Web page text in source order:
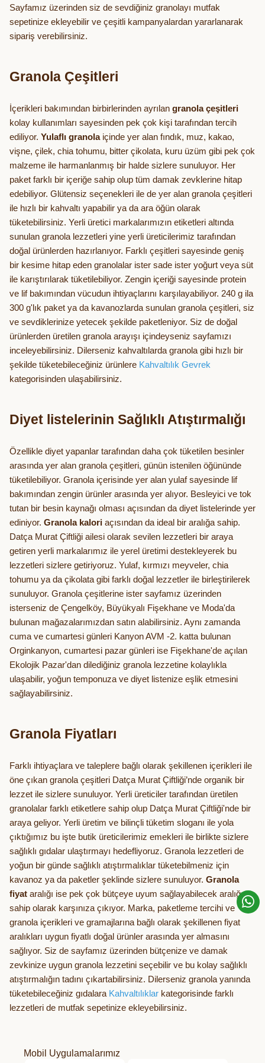
Sayfamız üzerinden siz de sevdiğiniz granolayı mutfak
sepetinize ekleyebilir ve çeşitli kampanyalardan yararlanarak
sipariş verebilirsiniz.
Granola Çeşitleri
İçerikleri bakımından birbirlerinden ayrılan granola çeşitleri
kolay kullanımları sayesinden pek çok kişi tarafından tercih
ediliyor. Yulaflı granolaiçinde yer alan fındık, muz, kakao,
vişne, çilek, chia tohumu, bitter çikolata, kuru üzüm gibi pek çok
malzeme ile harmanlanmış bir halde sizlere sunuluyor. Her
paket farklı bir içeriğe sahip olup tüm damak zevklerine hitap
edebiliyor. Glütensiz seçenekleri ile de yer alan granola çeşitleri
ile hızlı bir kahvaltı yapabilir ya da ara öğün olarak
tüketebilirsiniz. Yerli üretici markalarımızın etiketleri altında
sunulan granola lezzetleri yine yerli üreticilerimiz tarafından
doğal ürünlerden hazırlanıyor. Farklı çeşitleri sayesinde geniş
bir kesime hitap eden granolalar ister sade ister yoğurt veya süt
ile karıştırılarak tüketilebiliyor. Zengin içeriği sayesinde protein
ve lif bakımından vücudun ihtiyaçlarını karşılayabiliyor. 240 g ila
300 g'lık paket ya da kavanozlarda sunulan granola çeşitleri, siz
ve sevdiklerinize yetecek şekilde paketleniyor. Siz de doğal
ürünlerden üretilen granola arayışı içindeyseniz sayfamızı
inceleyebilirsiniz. Dilerseniz kahvaltılarda granola gibi hızlı bir
şekilde tüketebileceğiniz ürünlere Kahvaltılık Gevrek
kategorisinden ulaşabilirsiniz.
Diyet listelerinin Sağlıklı Atıştırmalığı
Özellikle diyet yapanlar tarafından daha çok tüketilen besinler
arasında yer alan granola çeşitleri, günün istenilen öğününde
tüketilebiliyor. Granola içerisinde yer alan yulaf sayesinde lif
bakımından zengin ürünler arasında yer alıyor. Besleyici ve tok
tutan bir besin kaynağı olması açısından da diyet listelerinde yer
ediniyor. Granola kalori açısından da ideal bir aralığa sahip.
Datça Murat Çiftliği ailesi olarak sevilen lezzetleri bir araya
getiren yerli markalarımız ile yerel üretimi destekleyerek bu
lezzetleri sizlere getiriyoruz. Yulaf, kırmızı meyveler, chia
tohumu ya da çikolata gibi farklı doğal lezzetler ile birleştirilerek
sunuluyor. Granola çeşitlerine ister sayfamız üzerinden
isterseniz de Çengelköy, Büyükyalı Fişekhane ve Moda'da
bulunan mağazalarımızdan satın alabilirsiniz. Aynı zamanda
cuma ve cumartesi günleri Kanyon AVM -2. katta bulunan
Orginkanyon, cumartesi pazar günleri ise Fişekhane'de açılan
Ekolojik Pazar'dan dilediğiniz granola lezzetine kolaylıkla
ulaşabilir, yoğun temponuza ve diyet listenize eşlik etmesini
sağlayabilirsiniz.
Granola Fiyatları
Farklı ihtiyaçlara ve taleplere bağlı olarak şekillenen içerikleri ile
öne çıkan granola çeşitleri Datça Murat Çiftliği’nde organik bir
lezzet ile sizlere sunuluyor. Yerli üreticiler tarafından üretilen
granolalar farklı etiketlere sahip olup Datça Murat Çiftliği'nde bir
araya geliyor. Yerli üretim ve bilinçli tüketim sloganı ile yola
çıktığımız bu işte butik üreticilerimiz emekleri ile birlikte sizlere
sağlıklı gıdalar ulaştırmayı hedefliyoruz. Granola lezzetleri de
yoğun bir günde sağlıklı atıştırmalıklar tüketebilmeniz için
kavanoz ya da paketler şeklinde sizlere sunuluyor. Granola
fiyat aralığı ise pek çok bütçeye uyum sağlayabilecek aralığa
sahip olarak karşınıza çıkıyor. Marka, paketleme tercihi ve
granola içerikleri ve gramajlarına bağlı olarak şekillenen fiyat
aralıkları uygun fiyatlı doğal ürünler arasında yer almasını
sağlıyor. Siz de sayfamız üzerinden bütçenize ve damak
zevkinize uygun granola lezzetini seçebilir ve bu kolay sağlıklı
atıştırmalığın tadını çıkartabilirsiniz. Dilerseniz granola yanında
tüketebileceğiniz gıdalara Kahvaltılıklar kategorisinde farklı
lezzetleri de mutfak sepetinize ekleyebilirsiniz.
Mobil Uygulamalarımız